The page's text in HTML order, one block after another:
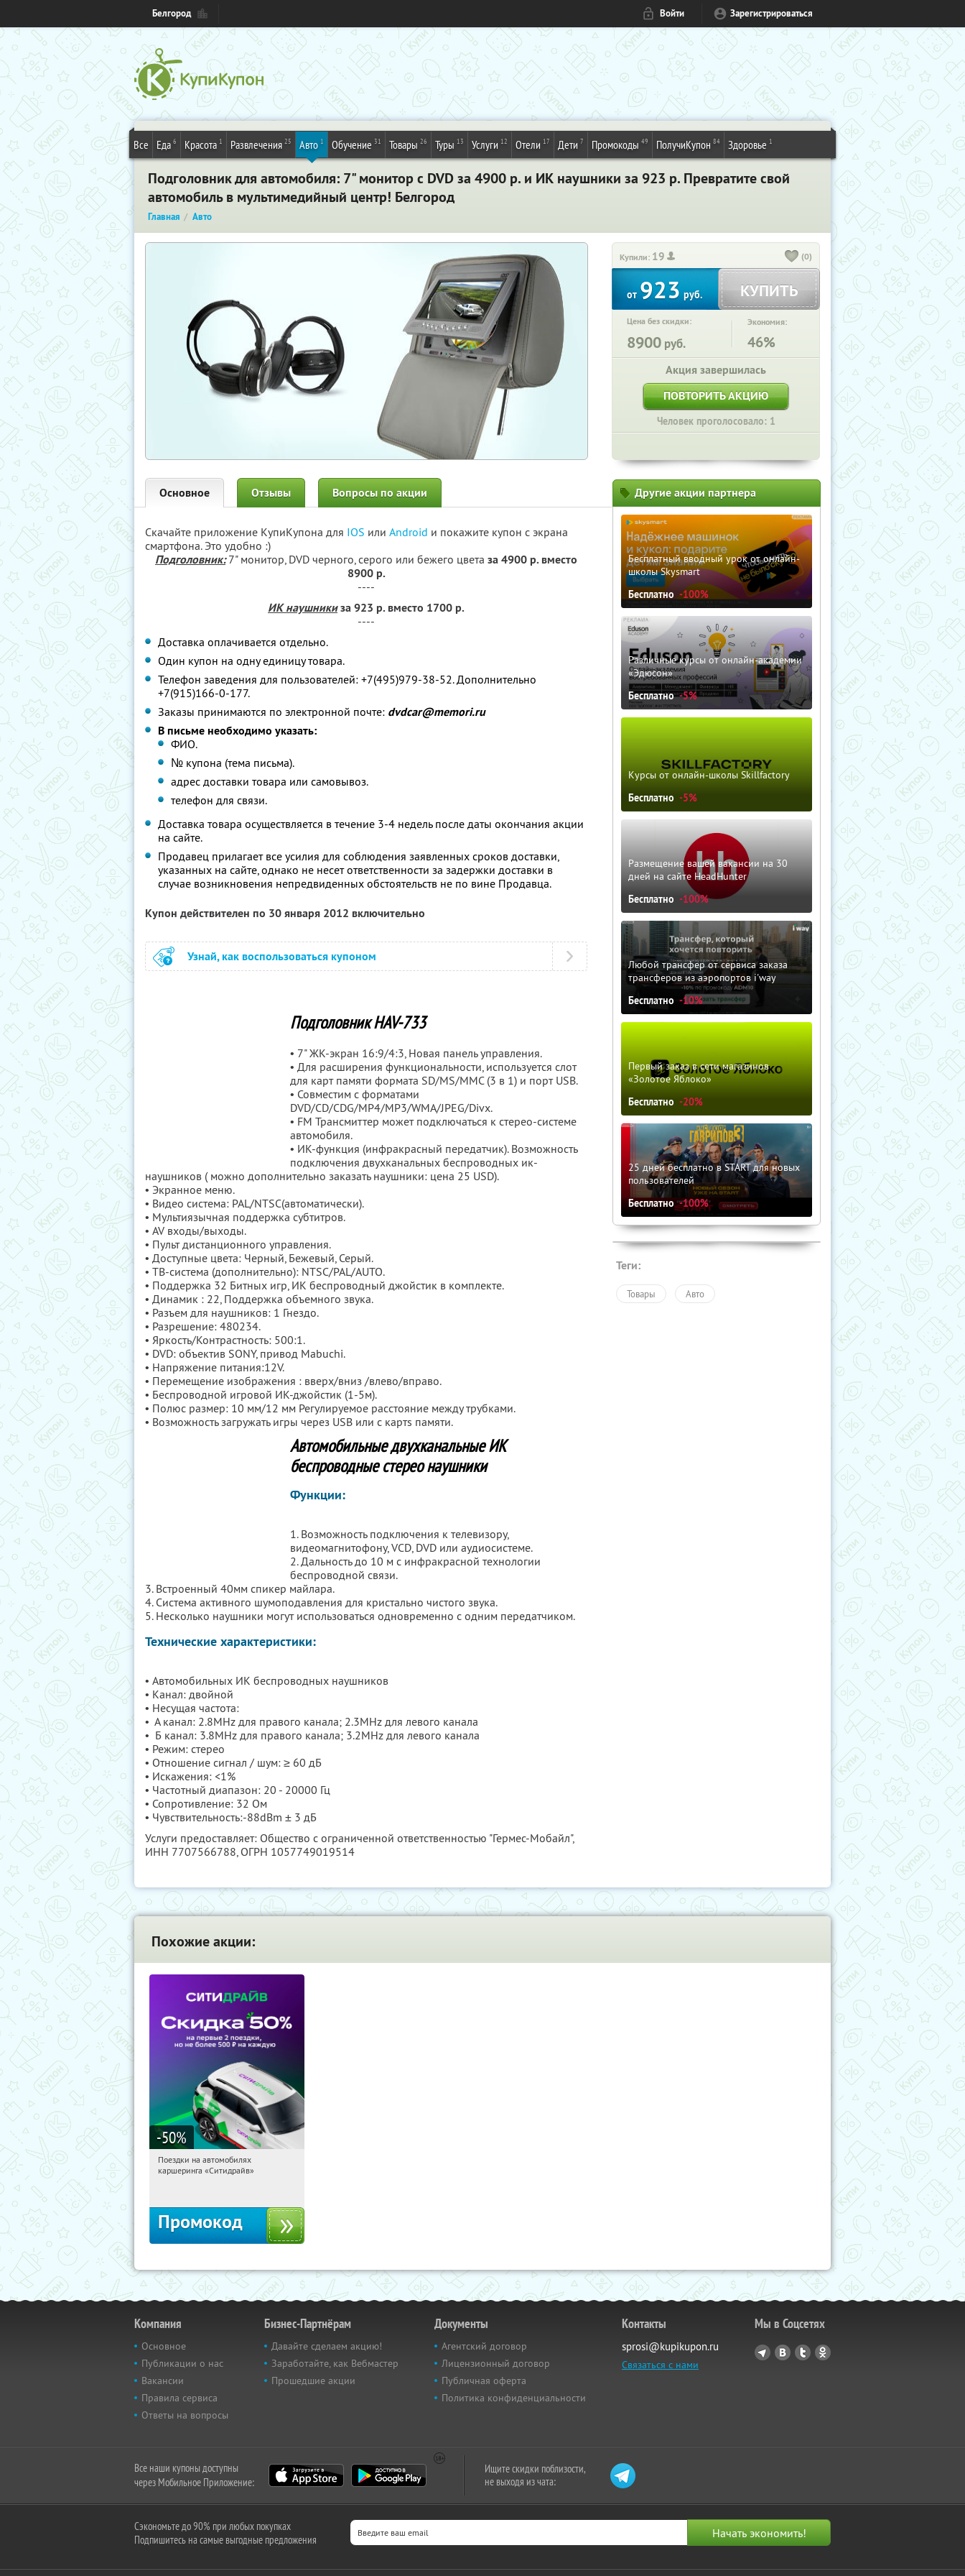
Белгород Войти Зарегистрироваться
Все Еда 6 Красота 1 Развлечения 25 Авто 1 Обучение 31 Товары 26 Туры 13 Услуги 12 Отели 17 Дети 7 Промокоды 49 ПолучиКупон 84 Здоровье 1
Подголовник для автомобиля: 7" монитор с DVD за 4900 р. и ИК наушники за 923 р. Превратите свой
автомобиль в мультимедийный центр! Белгород
Главная Авто
Купили: 19 (0)
от923руб. КУПИТЬ
Цена без скидки:
8900 руб.
Экономия:
46%
Акция завершилась
ПОВТОРИТЬ АКЦИЮ
Человек проголосовало: 1
Основное Отзывы Вопросы по акции
Скачайте приложение КупиКупона для IOS или Android и покажите купон с экрана
смартфона. Это удобно :)
Подголовник:7" монитор, DVD черного, серого или бежего цвета за 4900 р. вместо
8900 р.
----
ИК наушникиза 923 р. вместо 1700 р.
----
Доставка оплачивается отдельно.
Один купон на одну единицу товара.
Телефон заведения для пользователей: +7(495)979-38-52. Дополнительно
+7(915)166-0-177.
Заказы принимаются по электронной почте: dvdcar@memori.ru
В письме необходимо указать:
ФИО.
№ купона (тема письма).
адрес доставки товара или самовывоз.
телефон для связи.
Доставка товара осуществляется в течение 3-4 недель после даты окончания акции
на сайте.
Продавец прилагает все усилия для соблюдения заявленных сроков доставки,
указанных на сайте, однако не несет ответственности за задержки доставки в
случае возникновения непредвиденных обстоятельств не по вине Продавца.
Купон действителен по 30 января 2012 включительно
Узнай, как воспользоваться купоном
Подголовник HAV-733
• 7" ЖК-экран 16:9/4:3, Новая панель управления.
• Для расширения функциональности, используется слот
для карт памяти формата SD/MS/MMC (3 в 1) и порт USB.
• Совместим с форматами
DVD/CD/CDG/MP4/MP3/WMA/JPEG/Divx.
• FM Трансмиттер может подключаться к стерео-системе
автомобиля.
• ИК-функция (инфракрасный передатчик). Возможность
подключения двухканальных беспроводных ик-
наушников ( можно дополнительно заказать наушники: цена 25 USD).
• Экранное меню.
• Видео система: PAL/NTSC(автоматически).
• Мультиязычная поддержка субтитров.
• AV входы/выходы.
• Пульт дистанционного управления.
• Доступные цвета: Черный, Бежевый, Серый.
• ТВ-система (дополнительно): NTSC/PAL/AUTO.
• Поддержка 32 Битных игр, ИК беспроводный джойстик в комплекте.
• Динамик : 22, Поддержка объемного звука.
• Разъем для наушников: 1 Гнездо.
• Разрешение: 480234.
• Яркость/Контрастность: 500:1.
• DVD: объектив SONY, привод Mabuchi.
• Напряжение питания:12V.
• Перемещение изображения : вверх/вниз /влево/вправо.
• Беспроводной игровой ИК-джойстик (1-5м).
• Полюс размер: 10 мм/12 мм Регулируемое расстояние между трубками.
• Возможность загружать игры через USB или c картs памяти.
Автомобильные двухканальные ИК
беспроводные стерео наушники
Функции:
1. Возможность подключения к телевизору,
видеомагнитофону, VCD, DVD или аудиосистеме.
2. Дальность до 10 м с инфракрасной технологии
беспроводной связи.
3. Встроенный 40мм спикер майлара.
4. Система активного шумоподавления для кристально чистого звука.
5. Несколько наушники могут использоваться одновременно с одним передатчиком.
Технические характеристики:
• Автомобильных ИК беспроводных наушников
• Канал: двойной
• Несущая частота:
• А канал: 2.8MHz для правого канала; 2.3MHz для левого канала
• Б канал: 3.8MHz для правого канала; 3.2MHz для левого канала
• Режим: стерео
• Отношение сигнал / шум: ≥ 60 дБ
• Искажения: <1%
• Частотный диапазон: 20 - 20000 Гц
• Сопротивление: 32 Ом
• Чувствительность:-88dBm ± 3 дБ
Услуги предоставляет: Общество с ограниченной ответственностью "Гермес-Мобайл",
ИНН 7707566788, ОГРН 1057749019514
Другие акции партнера
Бесплатный вводный урок от онлайн-
школы Skysmart
Бесплатно -100%
Различные курсы от онлайн-академии
«Эдюсон»
Бесплатно -5%
Курсы от онлайн-школы Skillfactory
Бесплатно -5%
Размещение вашей вакансии на 30
дней на сайте HeadHunter
Бесплатно -100%
Любой трансфер от сервиса заказа
трансферов из аэропортов i'way
Бесплатно -10%
Первый заказ в сети магазинов
«Золотое Яблоко»
Бесплатно -20%
25 дней бесплатно в START для новых
пользователей
Бесплатно -100%
Теги:
Товары Авто
Похожие акции:
-50%
14:39:41
Получи первым!
Поездки на автомобилях
каршеринга «Ситидрайв»
Промокод
Компания
Основное
Публикации о нас
Вакансии
Правила сервиса
Ответы на вопросы
Бизнес-Партнёрам
Давайте сделаем акцию!
Заработайте, как Вебмастер
Прошедшие акции
Документы
Агентский договор
Лицензионный договор
Публичная оферта
Политика конфиденциальности
Контакты
sprosi@kupikupon.ru
Связаться с нами
Мы в Соцсетях
Все наши купоны доступны
через Мобильное Приложение:
Ищите скидки поблизости,
не выходя из чата:
Сэкономьте до 90% при любых покупках
Подпишитесь на самые выгодные предложения